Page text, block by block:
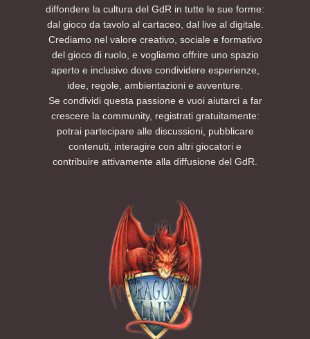
diffondere la cultura del GdR in tutte le sue forme:
dal gioco da tavolo al cartaceo, dal live al digitale.
Crediamo nel valore creativo, sociale e formativo
del gioco di ruolo, e vogliamo offrire uno spazio
aperto e inclusivo dove condividere esperienze,
idee, regole, ambientazioni e avventure.
Se condividi questa passione e vuoi aiutarci a far
crescere la community, registrati gratuitamente:
potrai partecipare alle discussioni, pubblicare
contenuti, interagire con altri giocatori e
contribuire attivamente alla diffusione del GdR.